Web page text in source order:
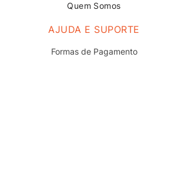
Quem Somos
AJUDA E SUPORTE
Formas de Pagamento